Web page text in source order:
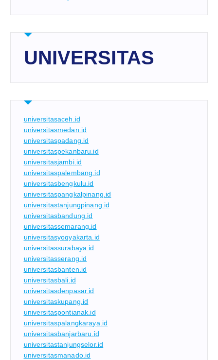
UNIVERSITAS
universitasaceh.id
universitasmedan.id
universitaspadang.id
universitaspekanbaru.id
universitasjambi.id
universitaspalembang.id
universitasbengkulu.id
universitaspangkalpinang.id
universitastanjungpinang.id
universitasbandung.id
universitassemarang.id
universitasyogyakarta.id
universitassurabaya.id
universitasserang.id
universitasbanten.id
universitasbali.id
universitasdenpasar.id
universitaskupang.id
universitaspontianak.id
universitaspalangkaraya.id
universitasbanjarbaru.id
universitastanjungselor.id
universitasmanado.id